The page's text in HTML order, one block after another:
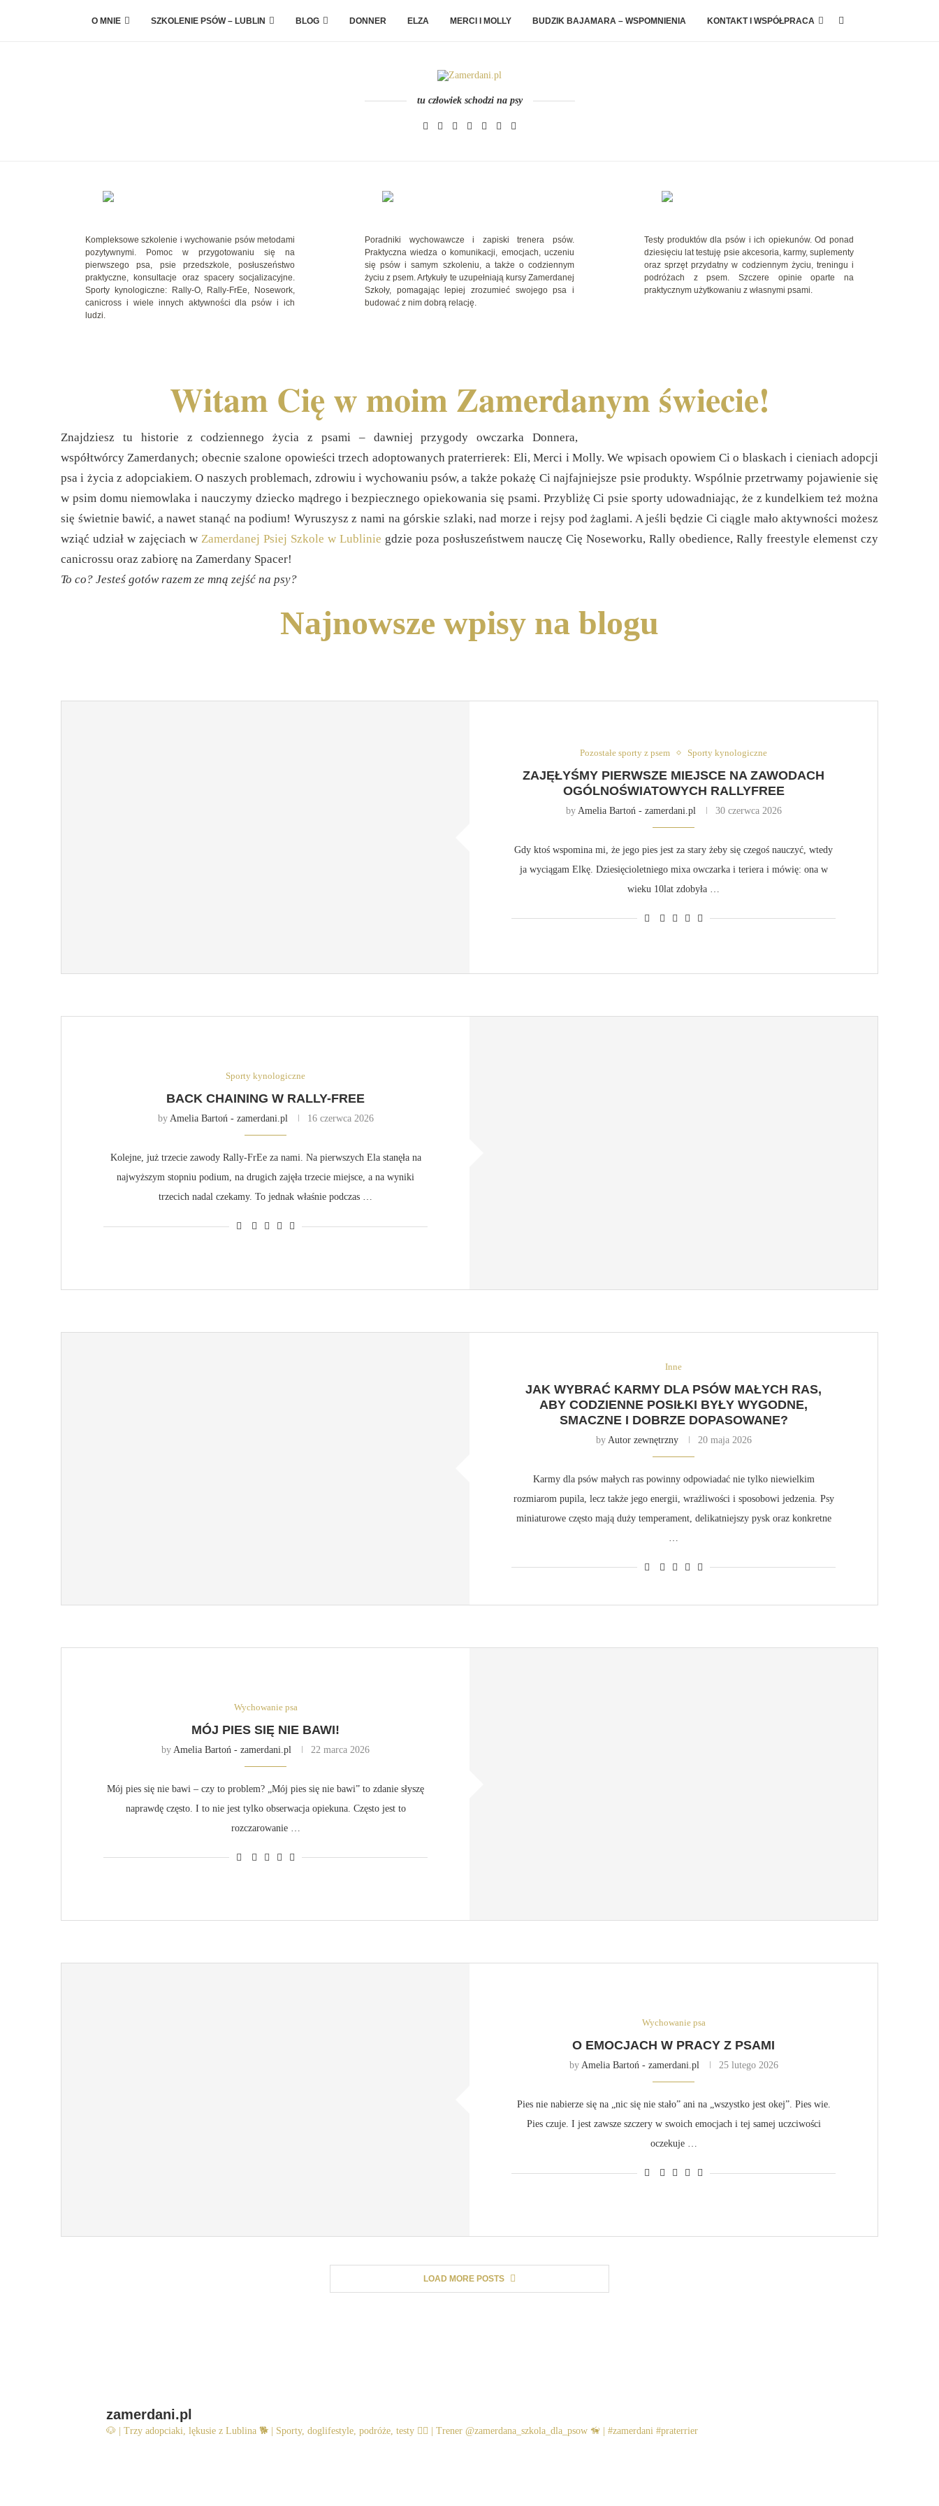
O MNIE SZKOLENIE PSÓW – LUBLIN BLOG DONNER ELZA MERCI I MOLLY BUDZIK BAJAMARA – WSPOMNIENIA KONTAKT I WSPÓŁPRACA
tu człowiek schodzi na psy
Kompleksowe szkolenie i wychowanie psów metodami
pozytywnymi. Pomoc w przygotowaniu się na
pierwszego psa, psie przedszkole, posłuszeństwo
praktyczne, konsultacje oraz spacery socjalizacyjne.
Sporty kynologiczne: Rally-O, Rally-FrEe, Nosework,
canicross i wiele innych aktywności dla psów i ich
ludzi.
Poradniki wychowawcze i zapiski trenera psów.
Praktyczna wiedza o komunikacji, emocjach, uczeniu
się psów i samym szkoleniu, a także o codziennym
życiu z psem. Artykuły te uzupełniają kursy Zamerdanej
Szkoły, pomagając lepiej zrozumieć swojego psa i
budować z nim dobrą relację.
Testy produktów dla psów i ich opiekunów. Od ponad
dziesięciu lat testuję psie akcesoria, karmy, suplementy
oraz sprzęt przydatny w codziennym życiu, treningu i
podróżach z psem. Szczere opinie oparte na
praktycznym użytkowaniu z własnymi psami.
Witam Cię w moim Zamerdanym świecie!
Znajdziesz tu historie z codziennego życia z psami – dawniej przygody owczarka Donnera,
współtwórcy Zamerdanych; obecnie szalone opowieści trzech adoptowanych praterrierek: Eli, Merci i Molly. We wpisach opowiem Ci o blaskach i cieniach adopcji
psa i życia z adopciakiem. O naszych problemach, zdrowiu i wychowaniu psów, a także pokażę Ci najfajniejsze psie produkty. Wspólnie przetrwamy pojawienie się
w psim domu niemowlaka i nauczymy dziecko mądrego i bezpiecznego opiekowania się psami. Przybliżę Ci psie sporty udowadniając, że z kundelkiem też można
się świetnie bawić, a nawet stanąć na podium! Wyruszysz z nami na górskie szlaki, nad morze i rejsy pod żaglami. A jeśli będzie Ci ciągle mało aktywności możesz
wziąć udział w zajęciach w Zamerdanej Psiej Szkole w Lublinie gdzie poza posłuszeństwem nauczę Cię Noseworku, Rally obedience, Rally freestyle elemenst czy
canicrossu oraz zabiorę na Zamerdany Spacer!
To co? Jesteś gotów razem ze mną zejść na psy?
Najnowsze wpisy na blogu
Pozostałe sporty z psem Sporty kynologiczne
ZAJĘŁYŚMY PIERWSZE MIEJSCE NA ZAWODACH
OGÓLNOŚWIATOWYCH RALLYFREE
by Amelia Bartoń - zamerdani.pl 30 czerwca 2026
Gdy ktoś wspomina mi, że jego pies jest za stary żeby się czegoś nauczyć, wtedy
ja wyciągam Elkę. Dziesięcioletniego mixa owczarka i teriera i mówię: ona w
wieku 10lat zdobyła …
Sporty kynologiczne
BACK CHAINING W RALLY-FREE
by Amelia Bartoń - zamerdani.pl 16 czerwca 2026
Kolejne, już trzecie zawody Rally-FrEe za nami. Na pierwszych Ela stanęła na
najwyższym stopniu podium, na drugich zajęła trzecie miejsce, a na wyniki
trzecich nadal czekamy. To jednak właśnie podczas …
Inne
JAK WYBRAĆ KARMY DLA PSÓW MAŁYCH RAS,
ABY CODZIENNE POSIŁKI BYŁY WYGODNE,
SMACZNE I DOBRZE DOPASOWANE?
by Autor zewnętrzny 20 maja 2026
Karmy dla psów małych ras powinny odpowiadać nie tylko niewielkim
rozmiarom pupila, lecz także jego energii, wrażliwości i sposobowi jedzenia. Psy
miniaturowe często mają duży temperament, delikatniejszy pysk oraz konkretne
Wychowanie psa
MÓJ PIES SIĘ NIE BAWI!
by Amelia Bartoń - zamerdani.pl 22 marca 2026
Mój pies się nie bawi – czy to problem? „Mój pies się nie bawi” to zdanie słyszę
naprawdę często. I to nie jest tylko obserwacja opiekuna. Często jest to
rozczarowanie …
Wychowanie psa
O EMOCJACH W PRACY Z PSAMI
by Amelia Bartoń - zamerdani.pl 25 lutego 2026
Pies nie nabierze się na „nic się nie stało” ani na „wszystko jest okej”. Pies wie.
Pies czuje. I jest zawsze szczery w swoich emocjach i tej samej uczciwości
oczekuje …
LOAD MORE POSTS
zamerdani.pl
🐶 | Trzy adopciaki, lękusie z Lublina 🐕 | Sporty, doglifestyle, podróże, testy 🐕‍🦺 | Trener @zamerdana_szkola_dla_psow 🦮 | #zamerdani #praterrier